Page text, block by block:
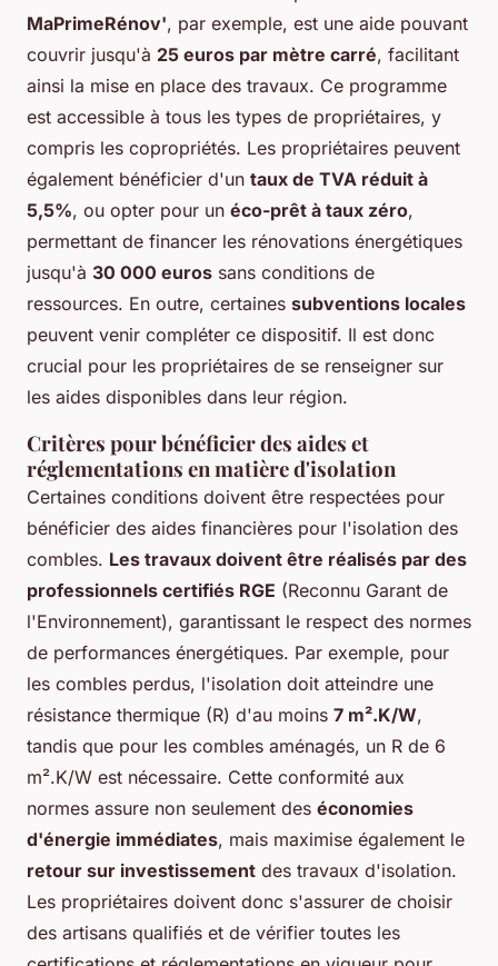
MaPrimeRénov', par exemple, est une aide pouvant
couvrir jusqu'à 25 euros par mètre carré, facilitant
ainsi la mise en place des travaux. Ce programme
est accessible à tous les types de propriétaires, y
compris les copropriétés. Les propriétaires peuvent
également bénéficier d'un taux de TVA réduit à
5,5%, ou opter pour un éco-prêt à taux zéro,
permettant de financer les rénovations énergétiques
jusqu'à 30 000 euros sans conditions de
ressources. En outre, certaines subventions locales
peuvent venir compléter ce dispositif. Il est donc
crucial pour les propriétaires de se renseigner sur
les aides disponibles dans leur région.
Critères pour bénéficier des aides et
réglementations en matière d'isolation
Certaines conditions doivent être respectées pour
bénéficier des aides financières pour l'isolation des
combles. Les travaux doivent être réalisés par des
professionnels certifiés RGE (Reconnu Garant de
l'Environnement), garantissant le respect des normes
de performances énergétiques. Par exemple, pour
les combles perdus, l'isolation doit atteindre une
résistance thermique (R) d'au moins 7 m².K/W,
tandis que pour les combles aménagés, un R de 6
m².K/W est nécessaire. Cette conformité aux
normes assure non seulement des économies
d'énergie immédiates, mais maximise également le
retour sur investissement des travaux d'isolation.
Les propriétaires doivent donc s'assurer de choisir
des artisans qualifiés et de vérifier toutes les